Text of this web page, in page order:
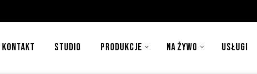
KONTAKT STUDIO PRODUKCJE NA ŻYWO USŁUGI